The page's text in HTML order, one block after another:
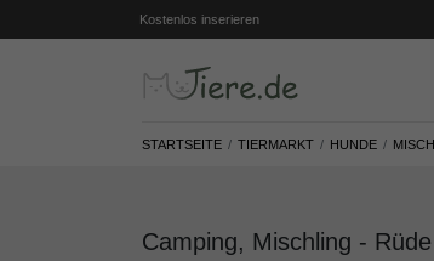
Kostenlos inserieren
STARTSEITE TIERMARKT HUNDE
Camping, Mischling -